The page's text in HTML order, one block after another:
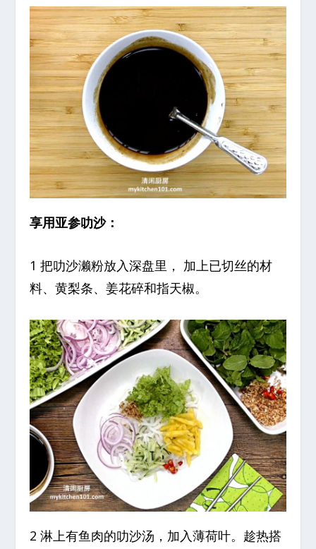
享用亚参叻沙：
1 把叻沙濑粉放入深盘里， 加上已切丝的材
料、黄梨条、姜花碎和指天椒。
2 淋上有鱼肉的叻沙汤，加入薄荷叶。趁热搭